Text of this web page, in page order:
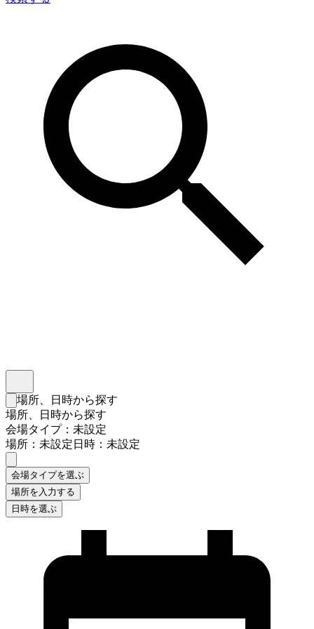
検索フォームを閉じる
場所、日時から探す
場所、日時から探す
会場タイプ：未設定
場所：未設定日時：未設定
会場タイプを選ぶ
場所を入力する
日時を選ぶ